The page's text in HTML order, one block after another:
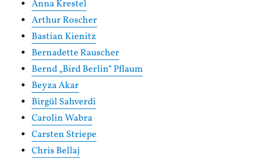
Anna Krestel
Arthur Roscher
Bastian Kienitz
Bernadette Rauscher
Bernd „Bird Berlin“ Pflaum
Beyza Akar
Birgül Sahverdi
Carolin Wabra
Carsten Striepe
Chris Bellaj